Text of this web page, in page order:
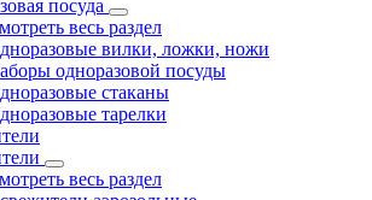
посуда
весь раздел
вилки, ложки, ножи
одноразовой посуды
стаканы
тарелки
весь раздел